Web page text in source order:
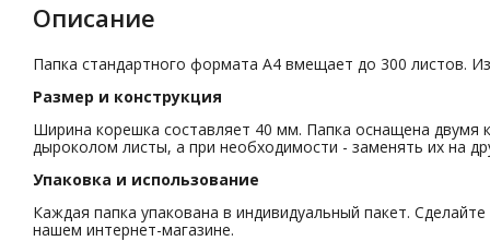
Описание
Папка стандартного формата А4 вмещает до 300 листов.
Размер и конструкция
Ширина корешка составляет 40 мм. Папка оснащена
дыроколом листы, а при необходимости - заменять их на
Упаковка и использование
Каждая папка упакована в индивидуальный пакет.
нашем интернет-магазине.